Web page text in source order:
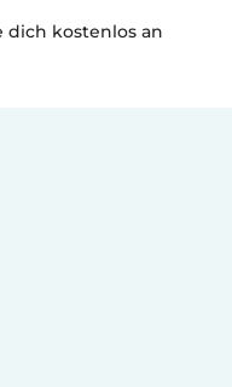
dich kostenlos an